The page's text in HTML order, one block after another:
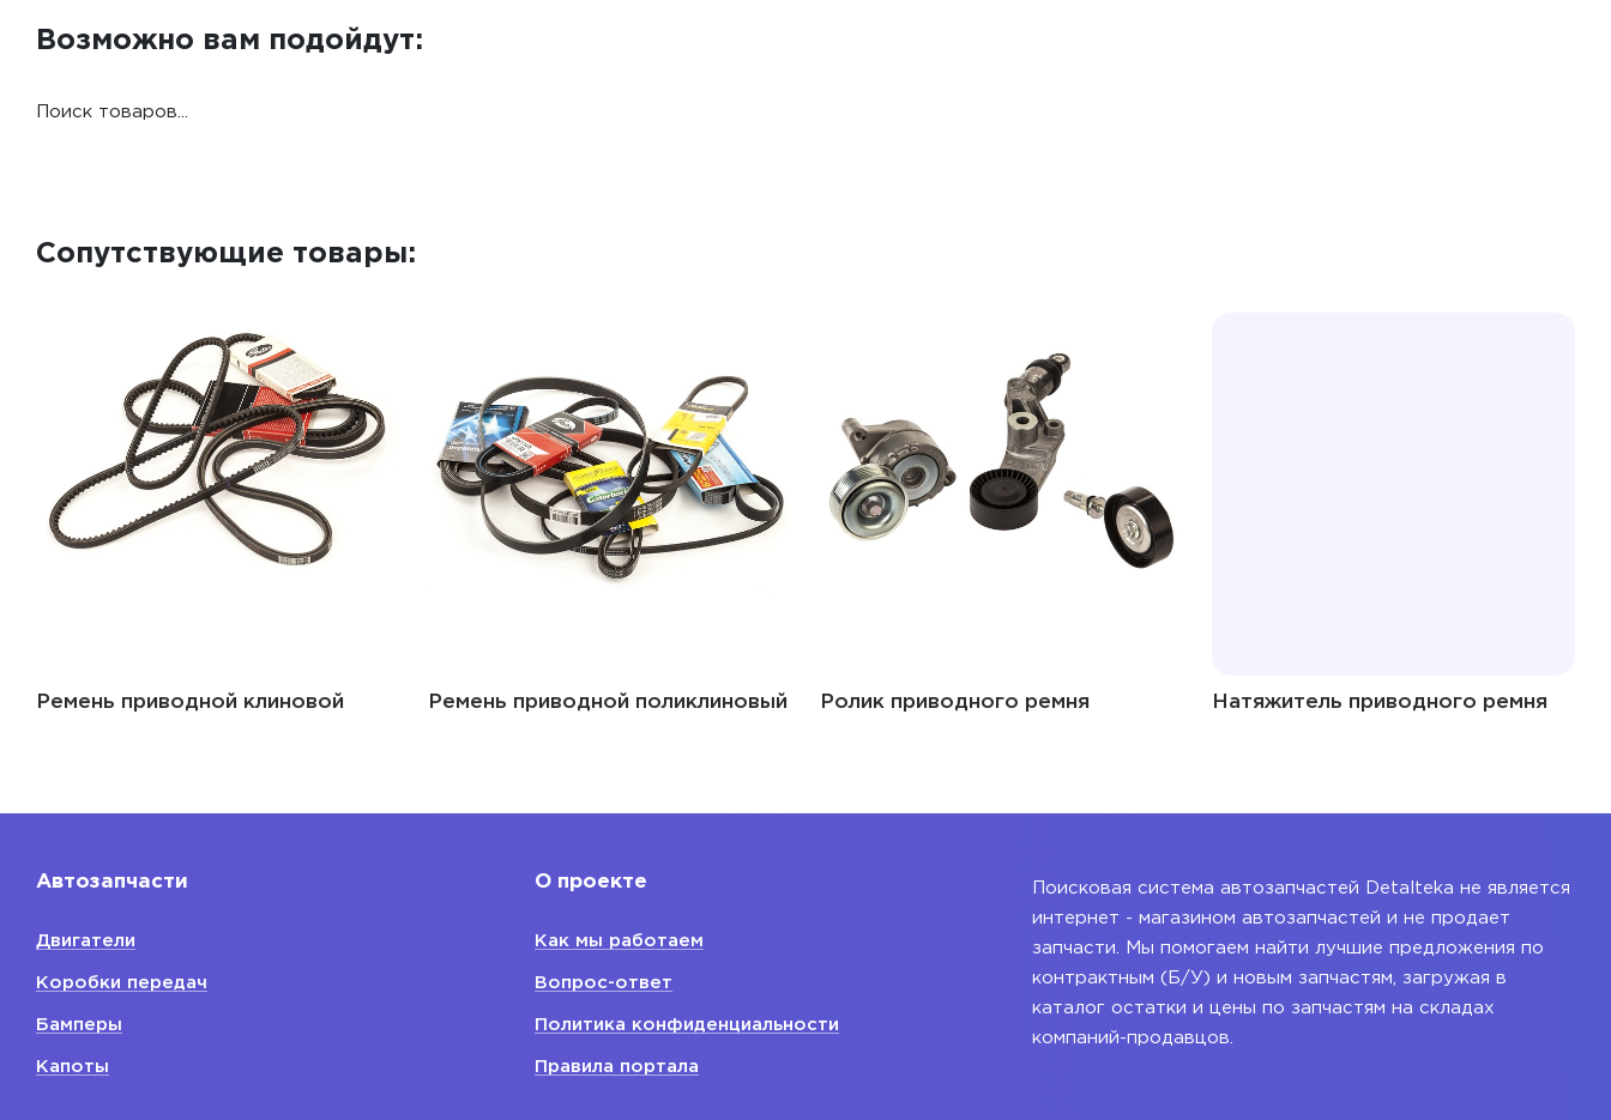
Возможно вам подойдут:
Поиск товаров...
Сопутствующие товары:
Ремень приводной клиновой Ремень приводной поликлиновый Ролик приводного ремня Натяжитель приводного ремня
Автозапчасти
Двигатели
Коробки передач
Бамперы
Капоты
О проекте
Как мы работаем
Вопрос-ответ
Политика конфиденциальности
Правила портала
Поисковая система автозапчастей Detalteka не является
интернет - магазином автозапчастей и не продает
запчасти. Мы помогаем найти лучшие предложения по
контрактным (Б/У) и новым запчастям, загружая в
каталог остатки и цены по запчастям на складах
компаний-продавцов.